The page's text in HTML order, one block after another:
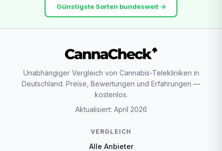
Günstigste Sorten bundesweit →
Unabhängiger Vergleich von Cannabis-Telekliniken in
Deutschland. Preise, Bewertungen und Erfahrungen —
kostenlos.
Aktualisiert: April 2026
VERGLEICH
Alle Anbieter